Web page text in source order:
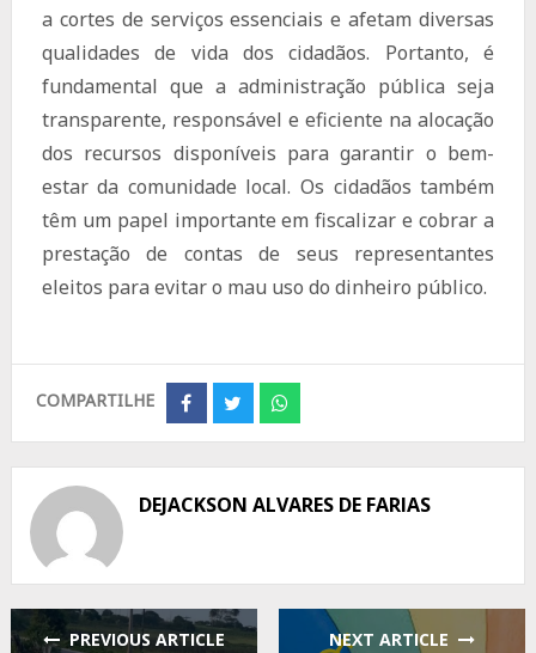
a cortes de serviços essenciais e afetam diversas
qualidades de vida dos cidadãos. Portanto, é
fundamental que a administração pública seja
transparente, responsável e eficiente na alocação
dos recursos disponíveis para garantir o bem-
estar da comunidade local. Os cidadãos também
têm um papel importante em fiscalizar e cobrar a
prestação de contas de seus representantes
eleitos para evitar o mau uso do dinheiro público.
COMPARTILHE
Share
Facebook
Share
Twitter
Share
Whatsapp
DEJACKSON ALVARES DE FARIAS
PREVIOUS ARTICLE NEXT ARTICLE